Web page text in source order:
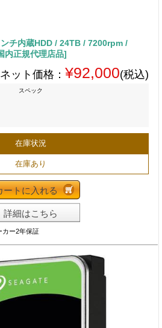
チ内蔵HDD / 24TB / 7200rpm /
内正規代理店品]
ネット価格： ¥92,000(税込)
スペック
在庫状況
在庫あり
ートに入れる
詳細はこちら
ー2年保証